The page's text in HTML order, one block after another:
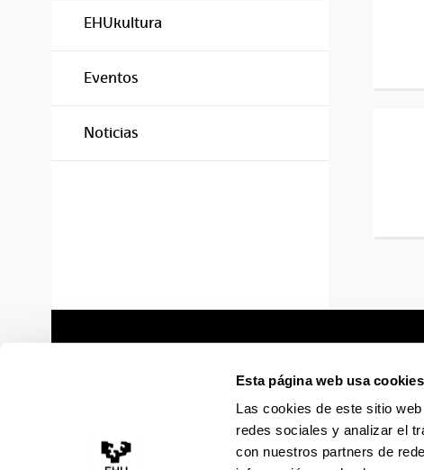
Esta página web usa cookies
Las cookies de este sitio
redes sociales y analizar el
con nuestros partners de
EHUkultura
Eventos
Noticias